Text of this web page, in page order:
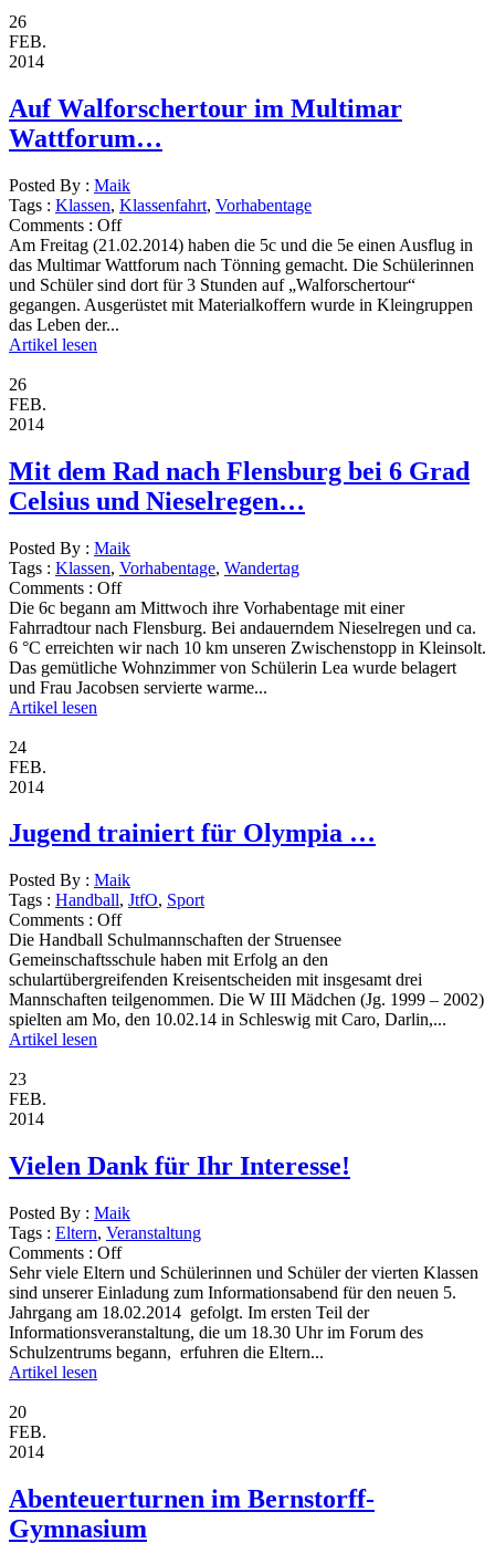
26
FEB.
2014
Auf Walforschertour im Multimar
Wattforum…
Posted By : Maik
Tags : Klassen, Klassenfahrt, Vorhabentage
Comments : Off
Am Freitag (21.02.2014) haben die 5c und die 5e einen Ausflug in
das Multimar Wattforum nach Tönning gemacht. Die Schülerinnen
und Schüler sind dort für 3 Stunden auf „Walforschertour“
gegangen. Ausgerüstet mit Materialkoffern wurde in Kleingruppen
das Leben der...
Artikel lesen
26
FEB.
2014
Mit dem Rad nach Flensburg bei 6 Grad
Celsius und Nieselregen…
Posted By : Maik
Tags : Klassen, Vorhabentage, Wandertag
Comments : Off
Die 6c begann am Mittwoch ihre Vorhabentage mit einer
Fahrradtour nach Flensburg. Bei andauerndem Nieselregen und ca.
6 °C erreichten wir nach 10 km unseren Zwischenstopp in Kleinsolt.
Das gemütliche Wohnzimmer von Schülerin Lea wurde belagert
und Frau Jacobsen servierte warme...
Artikel lesen
24
FEB.
2014
Jugend trainiert für Olympia …
Posted By : Maik
Tags : Handball, JtfO, Sport
Comments : Off
Die Handball Schulmannschaften der Struensee
Gemeinschaftsschule haben mit Erfolg an den
schulartübergreifenden Kreisentscheiden mit insgesamt drei
Mannschaften teilgenommen. Die W III Mädchen (Jg. 1999 – 2002)
spielten am Mo, den 10.02.14 in Schleswig mit Caro, Darlin,...
Artikel lesen
23
FEB.
2014
Vielen Dank für Ihr Interesse!
Posted By : Maik
Tags : Eltern, Veranstaltung
Comments : Off
Sehr viele Eltern und Schülerinnen und Schüler der vierten Klassen
sind unserer Einladung zum Informationsabend für den neuen 5.
Jahrgang am 18.02.2014 gefolgt. Im ersten Teil der
Informationsveranstaltung, die um 18.30 Uhr im Forum des
Schulzentrums begann, erfuhren die Eltern...
Artikel lesen
20
FEB.
2014
Abenteuerturnen im Bernstorff-
Gymnasium